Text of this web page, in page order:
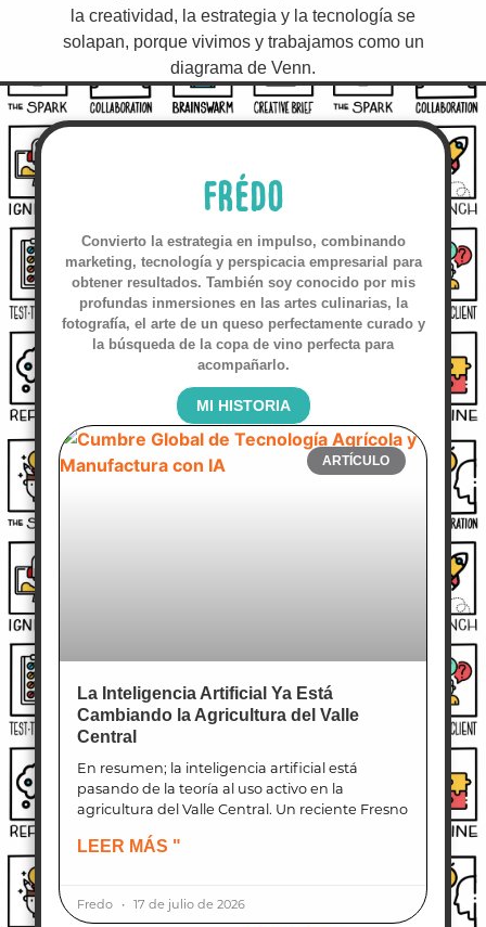
la creatividad, la estrategia y la tecnología se
solapan, porque vivimos y trabajamos como un
diagrama de Venn.
FRÉDO
Convierto la estrategia en impulso, combinando
marketing, tecnología y perspicacia empresarial para
obtener resultados. También soy conocido por mis
profundas inmersiones en las artes culinarias, la
fotografía, el arte de un queso perfectamente curado y
la búsqueda de la copa de vino perfecta para
acompañarlo.
MI HISTORIA
ARTÍCULO
La Inteligencia Artificial Ya Está
Cambiando la Agricultura del Valle
Central
En resumen; la inteligencia artificial está
pasando de la teoría al uso activo en la
agricultura del Valle Central. Un reciente Fresno
LEER MÁS "
Fredo 17 de julio de 2026